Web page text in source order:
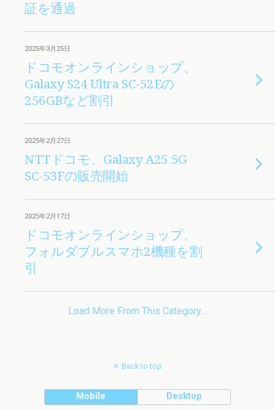
証を通過
2025年3月25日
ドコモオンラインショップ、
Galaxy S24 Ultra SC-52Eの
256GBなど割引
2025年2月27日
NTTドコモ、Galaxy A25 5G
SC-53Fの販売開始
2025年2月17日
ドコモオンラインショップ、
フォルダブルスマホ2機種を割
引
Load More From This Category…
Back to top
Mobile Desktop